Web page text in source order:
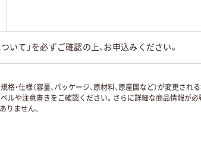
いて」を必ずご確認の上、お申込みください。
仕様（容量、パッケージ、原材料、原産国など）が変更され
や注意書きをご確認ください。さらに詳細な商品情報が必
りません。